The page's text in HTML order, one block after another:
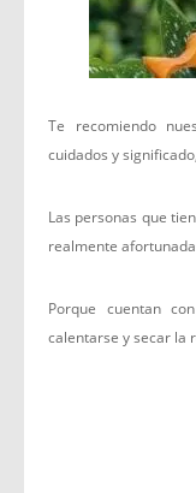
Te recomiendo
cuidados y
Las personas que
realmente
Porque cuentan
calentarse y secar la